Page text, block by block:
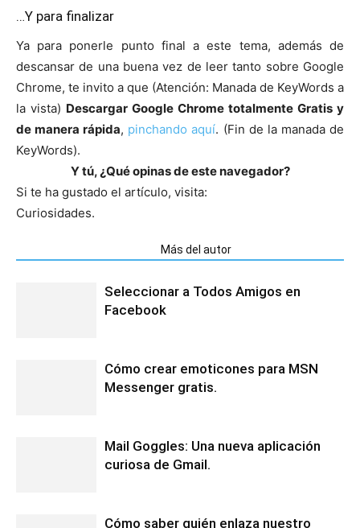
…Y para finalizar
Ya para ponerle punto final a este tema, además de
descansar de una buena vez de leer tanto sobre Google
Chrome, te invito a que (Atención: Manada de KeyWords a
la vista) Descargar Google Chrome totalmente Gratis y
de manera rápida, pinchando aquí. (Fin de la manada de
KeyWords).
Y tú, ¿Qué opinas de este navegador?
Si te ha gustado el artículo, visita:
Curiosidades.
Más del autor
Seleccionar a Todos Amigos en
Facebook
Cómo crear emoticones para MSN
Messenger gratis.
Mail Goggles: Una nueva aplicación
curiosa de Gmail.
Cómo saber quién enlaza nuestro